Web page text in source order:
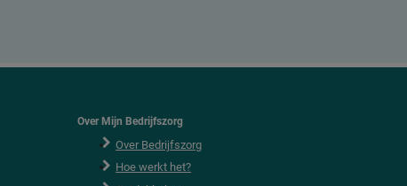
Over Mijn Bedrijfszorg
Over Bedrijfszorg
Hoe werkt het?